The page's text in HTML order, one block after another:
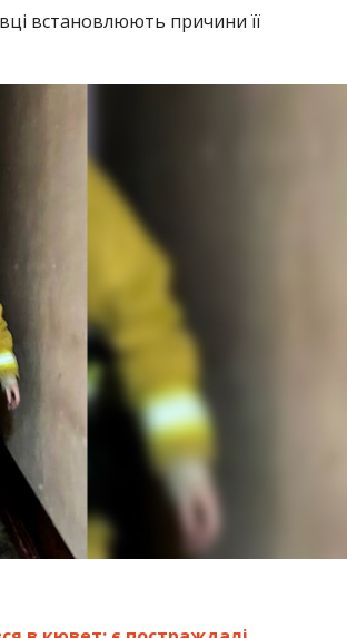
встановлюють причини її